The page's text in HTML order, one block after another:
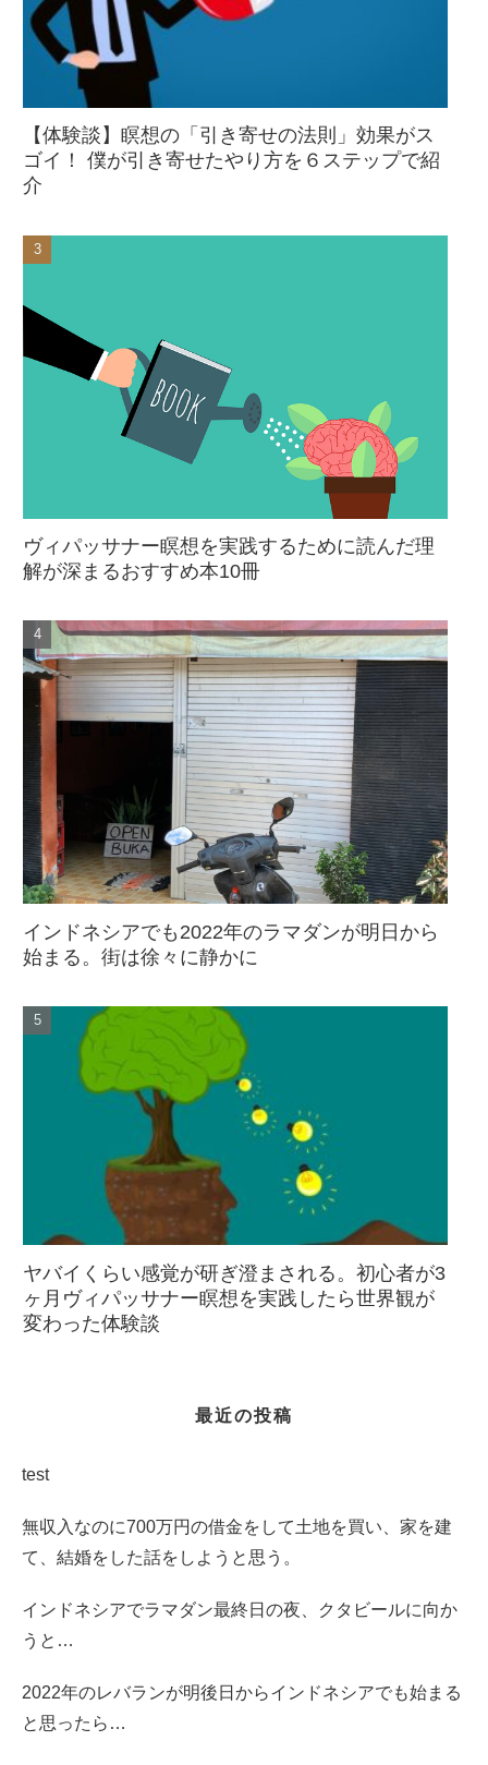
【体験談】瞑想の「引き寄せの法則」効果がス
ゴイ！ 僕が引き寄せたやり方を６ステップで紹
介
ヴィパッサナー瞑想を実践するために読んだ理
解が深まるおすすめ本10冊
インドネシアでも2022年のラマダンが明日から
始まる。街は徐々に静かに
ヤバイくらい感覚が研ぎ澄まされる。初心者が3
ヶ月ヴィパッサナー瞑想を実践したら世界観が
変わった体験談
最近の投稿
test
無収入なのに700万円の借金をして土地を買い、家を建
て、結婚をした話をしようと思う。
インドネシアでラマダン最終日の夜、クタビールに向か
うと…
2022年のレバランが明後日からインドネシアでも始まる
と思ったら…